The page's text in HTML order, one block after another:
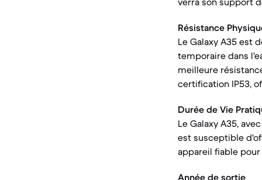
Résistance
Le Galaxy A35 est
temporaire dans
meilleure
certification IP53,
Durée de Vie
Le Galaxy A35,
est susceptible
appareil fiable
Année de sortie